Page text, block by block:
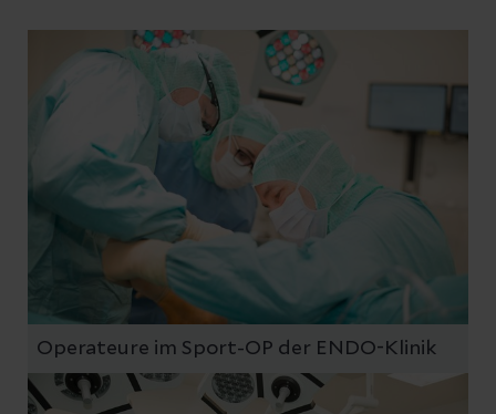
Operateure im Sport-OP der ENDO-Klinik